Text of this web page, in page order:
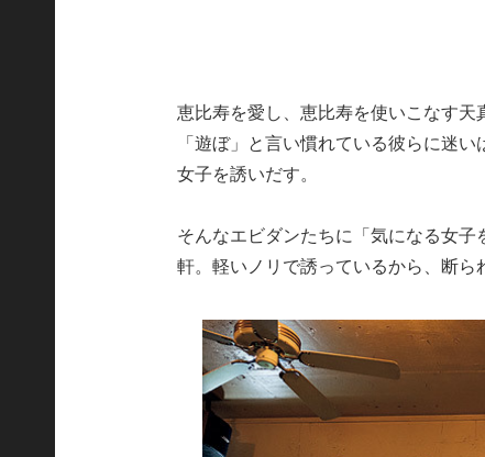
恵比寿を愛し、恵比寿を使いこなす天
「遊ぼ」と言い慣れている彼らに迷
女子を誘いだす。
そんなエビダンたちに「気になる女
軒。軽いノリで誘っているから、断ら